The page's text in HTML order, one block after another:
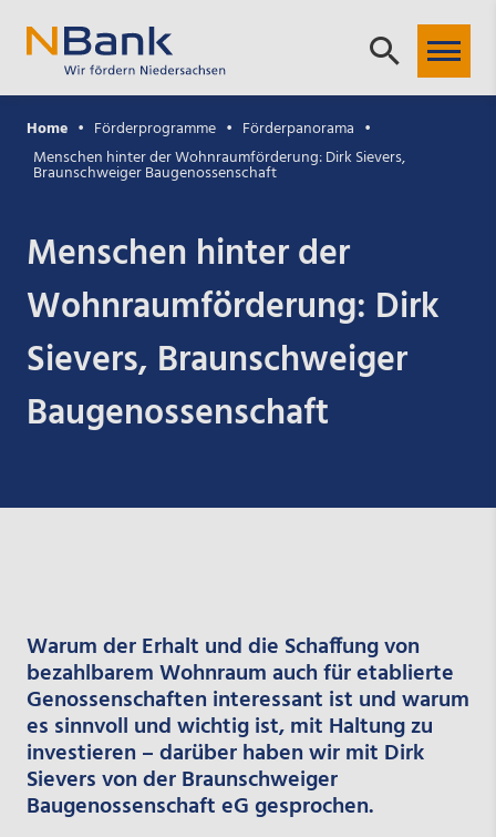
Home Förderprogramme
Förderpanorama
Menschen hinter der Wohnraumförderung: Dirk Sievers,
Braunschweiger Baugenossenschaft
Menschen hinter der
Wohnraumförderung: Dirk
Sievers, Braunschweiger
Baugenossenschaft
Warum der Erhalt und die Schaffung von
bezahlbarem Wohnraum auch für etablierte
Genossenschaften interessant ist und warum
es sinnvoll und wichtig ist, mit Haltung zu
investieren – darüber haben wir mit Dirk
Sievers von der Braunschweiger
Baugenossenschaft eG gesprochen.